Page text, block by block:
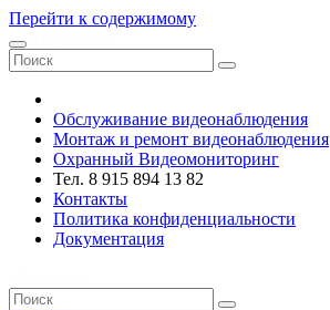
Перейти к содержимому
Обслуживание видеонаблюдения
Монтаж и ремонт видеонаблюдения
Охранный Видеомониторинг
Тел. 8 915 894 13 82
Контакты
Политика конфиденциальности
Документация